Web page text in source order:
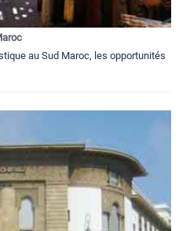
au Sud Maroc, les opportunités